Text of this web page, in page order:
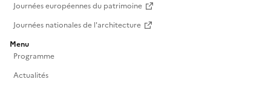
Journées européennes du patrimoine
Journées nationales de l'architecture
Menu
Programme
Actualités